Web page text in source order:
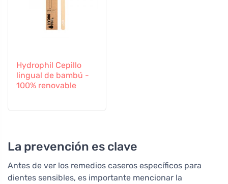
Hydrophil Cepillo
lingual de bambú -
100% renovable
La prevención es clave
Antes de ver los remedios caseros específicos para
dientes sensibles, es importante mencionar la